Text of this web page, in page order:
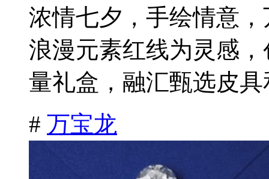
浓情七夕，手绘情意
浪漫元素红线为灵感
量礼盒，融汇甄选皮具
# 万宝龙